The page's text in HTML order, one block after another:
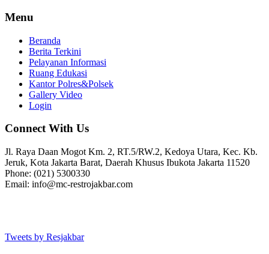
Menu
Beranda
Berita Terkini
Pelayanan Informasi
Ruang Edukasi
Kantor Polres&Polsek
Gallery Video
Login
Connect With Us
Jl. Raya Daan Mogot Km. 2, RT.5/RW.2, Kedoya Utara, Kec. Kb.
Jeruk, Kota Jakarta Barat, Daerah Khusus Ibukota Jakarta 11520
Phone: (021) 5300330
Email: info@mc-restrojakbar.com
Tweets by Resjakbar